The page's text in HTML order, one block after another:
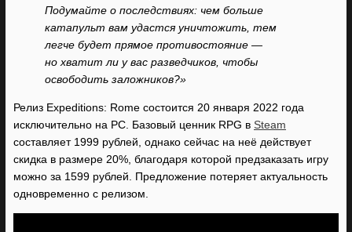
Подумайте о последствиях: чем больше
катапульт вам удастся уничтожить, тем
легче будет прямое противостояние —
но хватит ли у вас разведчиков, чтобы
освободить заложников?»
Релиз Expeditions: Rome состоится 20 января 2022 года
исключительно на PC. Базовый ценник RPG в Steam
составляет 1999 рублей, однако сейчас на неё действует
скидка в размере 20%, благодаря которой предзаказать игру
можно за 1599 рублей. Предложение потеряет актуальность
одновременно с релизом.